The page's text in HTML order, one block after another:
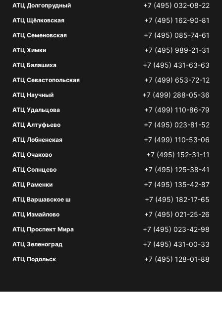
АТЦ Долгопрудный +7 (495) 032-08-22
АТЦ Щёлковская +7 (495) 162-90-81
АТЦ Семеновская +7 (495) 085-74-61
АТЦ Химки +7 (495) 989-21-31
АТЦ Балашиха +7 (495) 431-63-63
АТЦ Севастопольская +7 (499) 653-72-12
АТЦ Научный +7 (499) 288-05-36
АТЦ Удальцова +7 (499) 110-86-79
АТЦ Алтуфьево +7 (495) 023-81-52
АТЦ Лобненская +7 (499) 110-53-06
АТЦ Очаково +7 (495) 152-31-11
АТЦ Солнцево +7 (495) 125-38-41
АТЦ Раменки +7 (495) 135-42-87
АТЦ Варшавское ш +7 (495) 182-17-65
АТЦ Измайлово +7 (495) 021-25-26
АТЦ Проспект Мира +7 (495) 023-42-98
АТЦ Зеленоград +7 (495) 431-00-33
АТЦ Подольск +7 (495) 128-01-88